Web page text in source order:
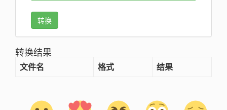
转换
转换结果
文件名 格式 结果